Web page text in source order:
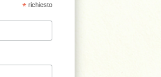
*richiesto